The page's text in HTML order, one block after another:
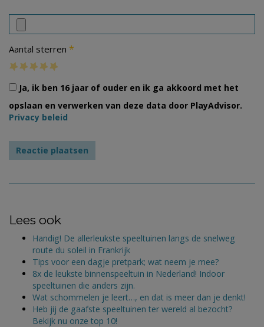
Aantal sterren *
Ja, ik ben 16 jaar of ouder en ik ga akkoord met het
opslaan en verwerken van deze data door PlayAdvisor.
Privacy beleid
Lees ook
Handig! De allerleukste speeltuinen langs de snelweg
route du soleil in Frankrijk
Tips voor een dagje pretpark; wat neem je mee?
8x de leukste binnenspeeltuin in Nederland! Indoor
speeltuinen die anders zijn.
Wat schommelen je leert…, en dat is meer dan je denkt!
Heb jij de gaafste speeltuinen ter wereld al bezocht?
Bekijk nu onze top 10!